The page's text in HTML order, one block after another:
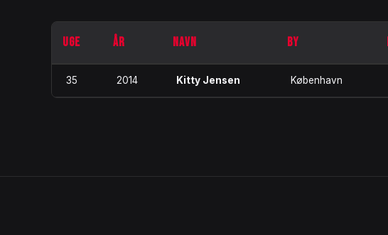
UGE ÅR NAVN BY
35 2014 Kitty Jensen København